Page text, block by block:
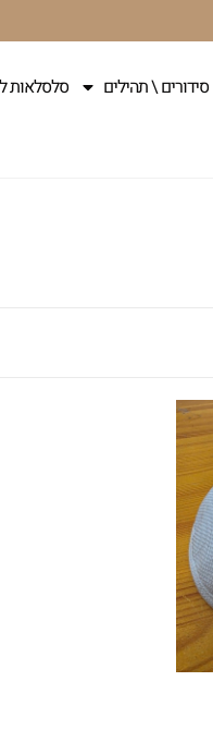
סידורים \ תהילים סלסלאות